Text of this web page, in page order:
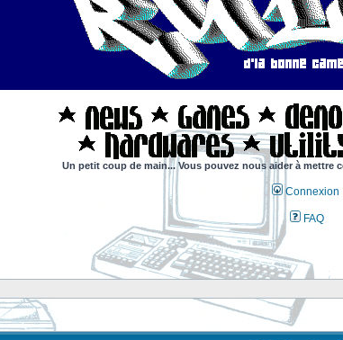
Un petit coup de main... Vous pouvez nous aider à mettre
Connexion
FAQ